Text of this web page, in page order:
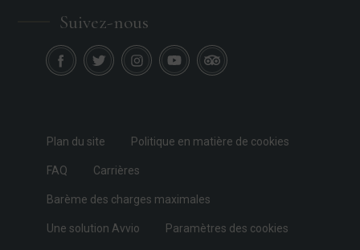
Suivez-nous
Plan du site Politique en matière de cookies
FAQ Carrières
Barème des charges maximales
Une solution Avvio Paramètres des cookies